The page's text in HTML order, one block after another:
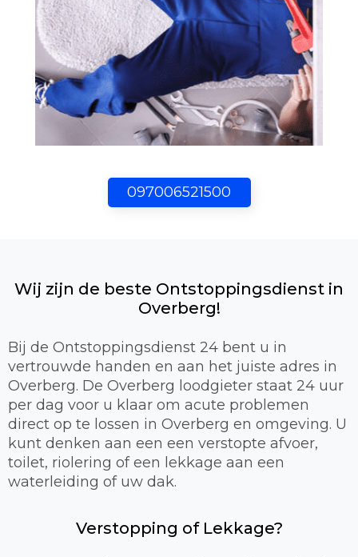
097006521500
Wij zijn de beste Ontstoppingsdienst in
Overberg!
Bij de Ontstoppingsdienst 24 bent u in
vertrouwde handen en aan het juiste adres in
Overberg. De Overberg loodgieter staat 24 uur
per dag voor u klaar om acute problemen
direct op te lossen in Overberg en omgeving. U
kunt denken aan een een verstopte afvoer,
toilet, riolering of een lekkage aan een
waterleiding of uw dak.
Verstopping of Lekkage?